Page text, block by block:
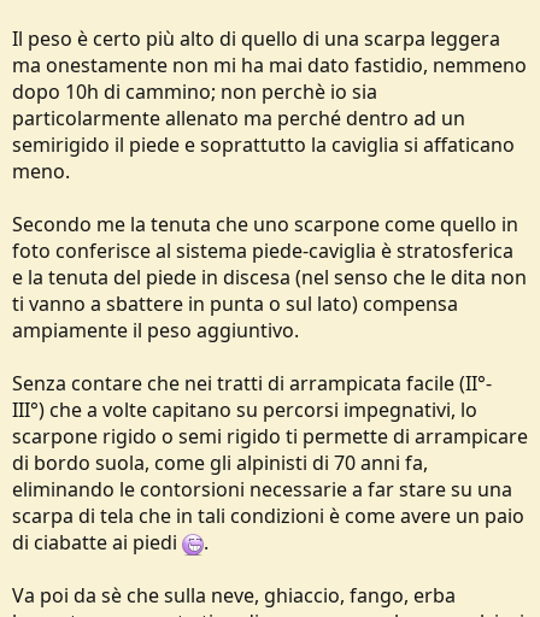
Il peso è certo più alto di quello di una scarpa leggera
ma onestamente non mi ha mai dato fastidio, nemmeno
dopo 10h di cammino; non perchè io sia
particolarmente allenato ma perché dentro ad un
semirigido il piede e soprattutto la caviglia si affaticano
meno.
Secondo me la tenuta che uno scarpone come quello in
foto conferisce al sistema piede-caviglia è stratosferica
e la tenuta del piede in discesa (nel senso che le dita non
ti vanno a sbattere in punta o sul lato) compensa
ampiamente il peso aggiuntivo.
Senza contare che nei tratti di arrampicata facile (II°-
III°) che a volte capitano su percorsi impegnativi, lo
scarpone rigido o semi rigido ti permette di arrampicare
di bordo suola, come gli alpinisti di 70 anni fa,
eliminando le contorsioni necessarie a far stare su una
scarpa di tela che in tali condizioni è come avere un paio
di ciabatte ai piedi
.
Va poi da sè che sulla neve, ghiaccio, fango, erba